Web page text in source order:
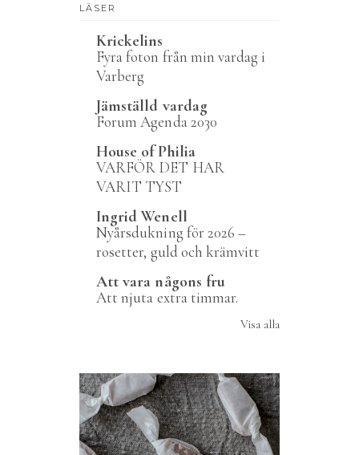
LÄSER
Krickelins
Fyra foton från min vardag i
Varberg
Jämställd vardag
Forum Agenda 2030
House of Philia
VARFÖR DET HAR
VARIT TYST
Ingrid Wenell
Nyårsdukning för 2026 –
rosetter, guld och krämvitt
Att vara någons fru
Att njuta extra timmar.
Visa alla